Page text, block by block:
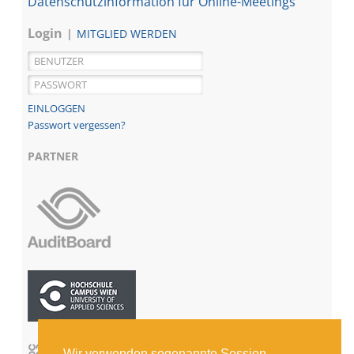
Login
MITGLIED WERDEN
Passwort vergessen?
PARTNER